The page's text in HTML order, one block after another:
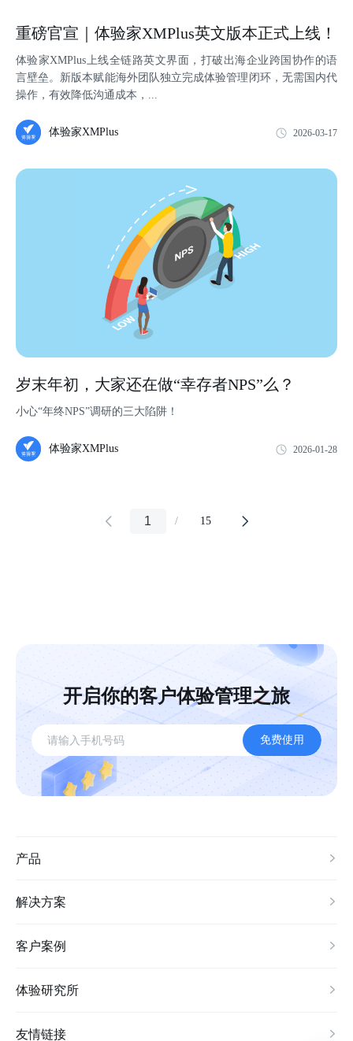
重磅官宣｜体验家XMPlus英文版本正式上线！
体验家XMPlus上线全链路英文界面，打破出海企业跨国协作的语
言壁垒。新版本赋能海外团队独立完成体验管理闭环，无需国内代
操作，有效降低沟通成本，...
体验家XMPlus 2026-03-17
岁末年初，大家还在做“幸存者NPS”么？
小心“年终NPS”调研的三大陷阱！
体验家XMPlus 2026-01-28
1 / 15
开启你的客户体验管理之旅
免费使用
产品
解决方案
客户案例
体验研究所
友情链接